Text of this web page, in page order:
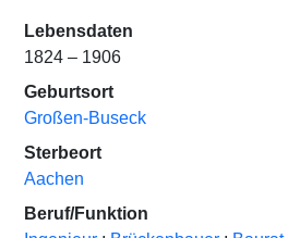
Lebensdaten
1824 – 1906
Geburtsort
Großen-Buseck
Sterbeort
Aachen
Beruf/Funktion